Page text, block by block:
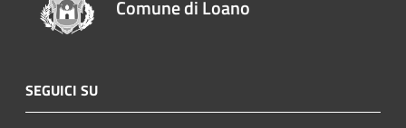
Comune di Loano
SEGUICI SU